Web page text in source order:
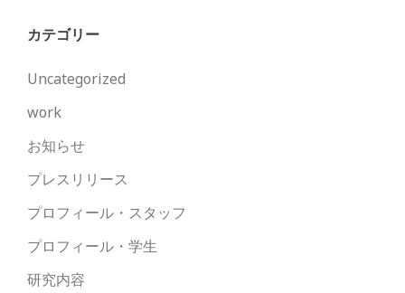
カテゴリー
Uncategorized
work
お知らせ
プレスリリース
プロフィール・スタッフ
プロフィール・学生
研究内容